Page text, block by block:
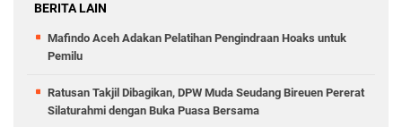
BERITA LAIN
Mafindo Aceh Adakan Pelatihan Pengindraan Hoaks untuk
Pemilu
Ratusan Takjil Dibagikan, DPW Muda Seudang Bireuen Pererat
Silaturahmi dengan Buka Puasa Bersama